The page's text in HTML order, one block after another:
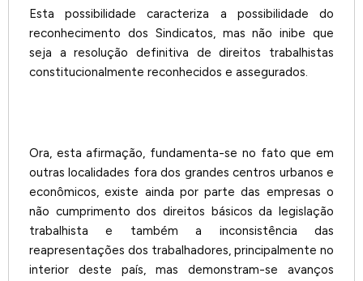
Esta possibilidade caracteriza a possibilidade do
reconhecimento dos Sindicatos, mas não inibe que
seja a resolução definitiva de direitos trabalhistas
constitucionalmente reconhecidos e assegurados.
Ora, esta afirmação, fundamenta-se no fato que em
outras localidades fora dos grandes centros urbanos e
econômicos, existe ainda por parte das empresas o
não cumprimento dos direitos básicos da legislação
trabalhista e também a inconsistência das
reapresentações dos trabalhadores, principalmente no
interior deste país, mas demonstram-se avanços